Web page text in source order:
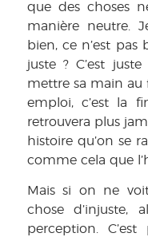
que des choses
manière neutre.
bien, ce n’est pas
juste ? C’est
mettre sa main au
emploi, c’est la
retrouvera plus
histoire qu’on se
comme cela que
Mais si on ne
chose d’injuste,
perception.